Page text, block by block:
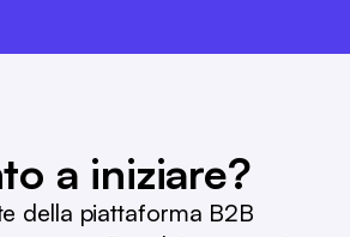
a iniziare?
della piattaforma B2B